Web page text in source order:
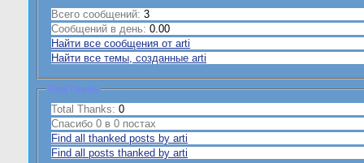
Всего сообщений: 3
Сообщений в день: 0.00
Найти все сообщения от arti
Найти все темы, созданные arti
Total Thanks
Total Thanks: 0
Спасибо 0 в 0 постах
Find all thanked posts by arti
Find all posts thanked by arti